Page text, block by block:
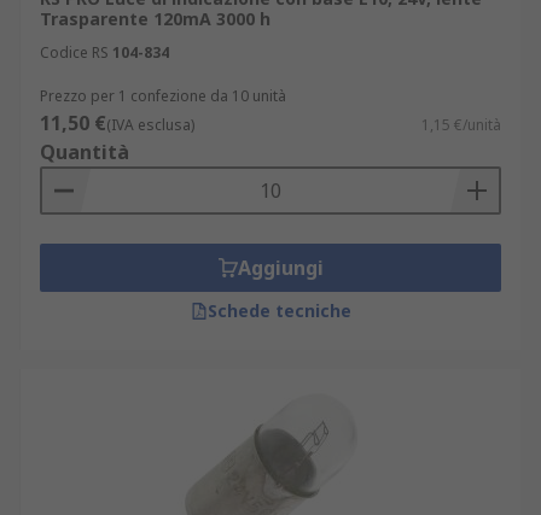
Trasparente 120mA 3000 h
Codice RS 104-834
Prezzo per 1 confezione da 10 unità
11,50 €(IVA esclusa) 1,15 €/unità
Quantità
Aggiungi
Schede tecniche